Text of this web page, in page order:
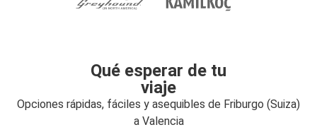
Qué esperar de tu
viaje
Opciones rápidas, fáciles y asequibles de Friburgo (Suiza)
a Valencia